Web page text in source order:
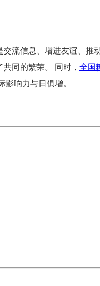
流信息、增进友谊、推
共同的繁荣。 同时， 全国
影响力与日俱增。